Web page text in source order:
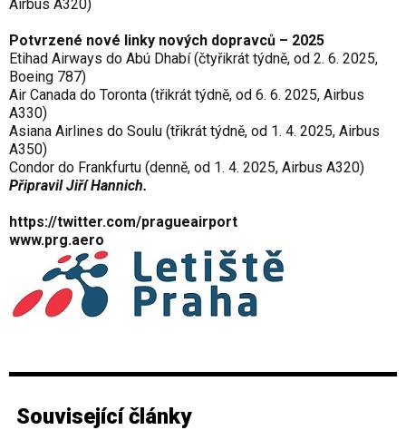
Airbus A320)
Potvrzené nové linky nových dopravců – 2025
Etihad Airways do Abú Dhabí (čtyřikrát týdně, od 2. 6. 2025,
Boeing 787)
Air Canada do Toronta (třikrát týdně, od 6. 6. 2025, Airbus
A330)
Asiana Airlines do Soulu (třikrát týdně, od 1. 4. 2025, Airbus
A350)
Condor do Frankfurtu (denně, od 1. 4. 2025, Airbus A320)
Připravil Jiří Hannich.
https://twitter.com/pragueairport
www.prg.aero
Související články